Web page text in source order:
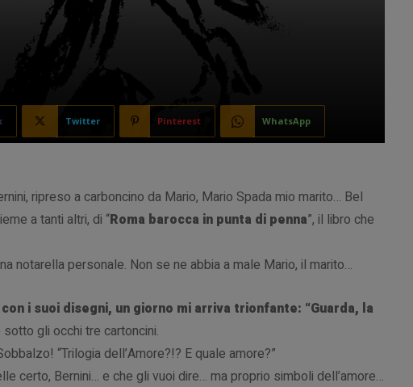
Twitter Pinterest WhatsApp
ripreso a carboncino da Mario, Mario Spada mio marito… Bel
a tanti altri, di “Roma barocca in punta di penna”, il libro che
notarella personale. Non se ne abbia a male Mario, il marito…
i suoi disegni, un giorno mi arriva trionfante: “Guarda, la
sotto gli occhi tre cartoncini.
“Trilogia dell’Amore?!? E quale amore?”
certo, Bernini… e che gli vuoi dire… ma proprio simboli dell’amore…